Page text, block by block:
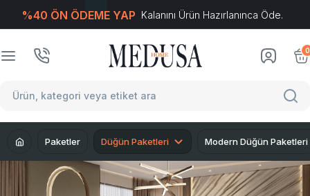
%40 ÖN ÖDEME YAP Kalanını Ürün Hazırlanınca Öde.
0
Paketler Düğün Paketleri Modern Düğün Paketleri
T-Soft E-Ticaret Sistemleriyle Hazırlanmıştır.